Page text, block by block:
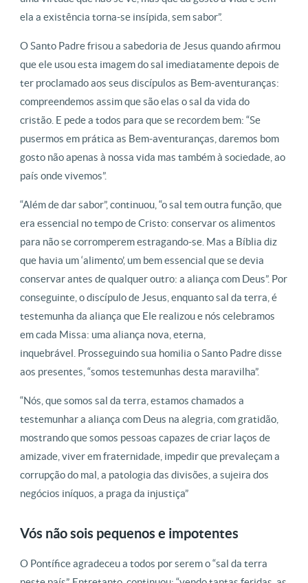
ela a existência torna-se insípida, sem sabor”.
O Santo Padre frisou a sabedoria de Jesus quando afirmou
que ele usou esta imagem do sal imediatamente depois de
ter proclamado aos seus discípulos as Bem-aventuranças:
compreendemos assim que são elas o sal da vida do
cristão. E pede a todos para que se recordem bem: “Se
pusermos em prática as Bem-aventuranças, daremos bom
gosto não apenas à nossa vida mas também à sociedade, ao
país onde vivemos”.
“Além de dar sabor”, continuou, “o sal tem outra função, que
era essencial no tempo de Cristo: conservar os alimentos
para não se corromperem estragando-se. Mas a Bíblia diz
que havia um ‘alimento’, um bem essencial que se devia
conservar antes de qualquer outro: a aliança com Deus”. Por
conseguinte, o discípulo de Jesus, enquanto sal da terra, é
testemunha da aliança que Ele realizou e nós celebramos
em cada Missa: uma aliança nova, eterna,
inquebrável. Prosseguindo sua homilia o Santo Padre disse
aos presentes, “somos testemunhas desta maravilha”.
“Nós, que somos sal da terra, estamos chamados a
testemunhar a aliança com Deus na alegria, com gratidão,
mostrando que somos pessoas capazes de criar laços de
amizade, viver em fraternidade, impedir que prevaleçam a
corrupção do mal, a patologia das divisões, a sujeira dos
negócios iníquos, a praga da injustiça”
Vós não sois pequenos e impotentes
O Pontífice agradeceu a todos por serem o “sal da terra